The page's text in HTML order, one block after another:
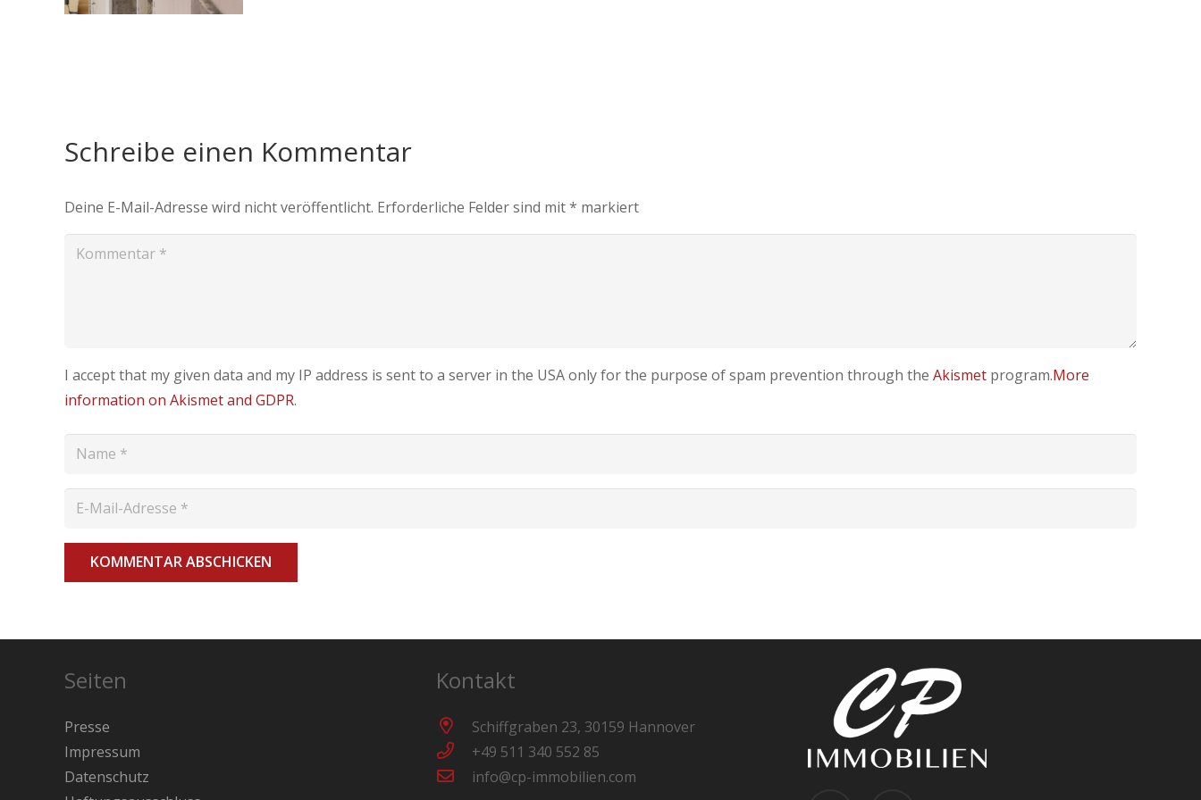
Schreibe einen Kommentar
Deine E-Mail-Adresse wird nicht veröffentlicht. Erforderliche Felder sind mit* markiert
I accept that my given data and my IP address is sent to a server in the USA only for the purpose of spam prevention through the Akismet program.More
information on Akismet and GDPR.
KOMMENTAR ABSCHICKEN
Seiten
Presse
Impressum
Datenschutz
Kontakt
Schiffgraben 23, 30159 Hannover
+49 511 340 552 85
info@cp-immobilien.com